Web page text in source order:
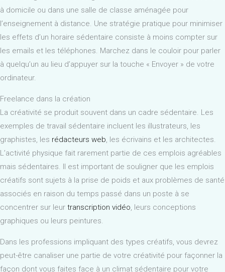
à domicile ou dans une salle de classe aménagée pour
l’enseignement à distance. Une stratégie pratique pour minimiser
les effets d’un horaire sédentaire consiste à moins compter sur
les emails et les téléphones. Marchez dans le couloir pour parler
à quelqu’un au lieu d’appuyer sur la touche « Envoyer » de votre
ordinateur.
Freelance dans la création
La créativité se produit souvent dans un cadre sédentaire. Les
exemples de travail sédentaire incluent les illustrateurs, les
graphistes, les rédacteurs web, les écrivains et les architectes.
L’activité physique fait rarement partie de ces emplois agréables
mais sédentaires. Il est important de souligner que les emplois
créatifs sont sujets à la prise de poids et aux problèmes de santé
associés en raison du temps passé dans un poste à se
concentrer sur leur transcription vidéo, leurs conceptions
graphiques ou leurs peintures.
Dans les professions impliquant des types créatifs, vous devrez
peut-être canaliser une partie de votre créativité pour façonner la
façon dont vous faites face à un climat sédentaire pour votre